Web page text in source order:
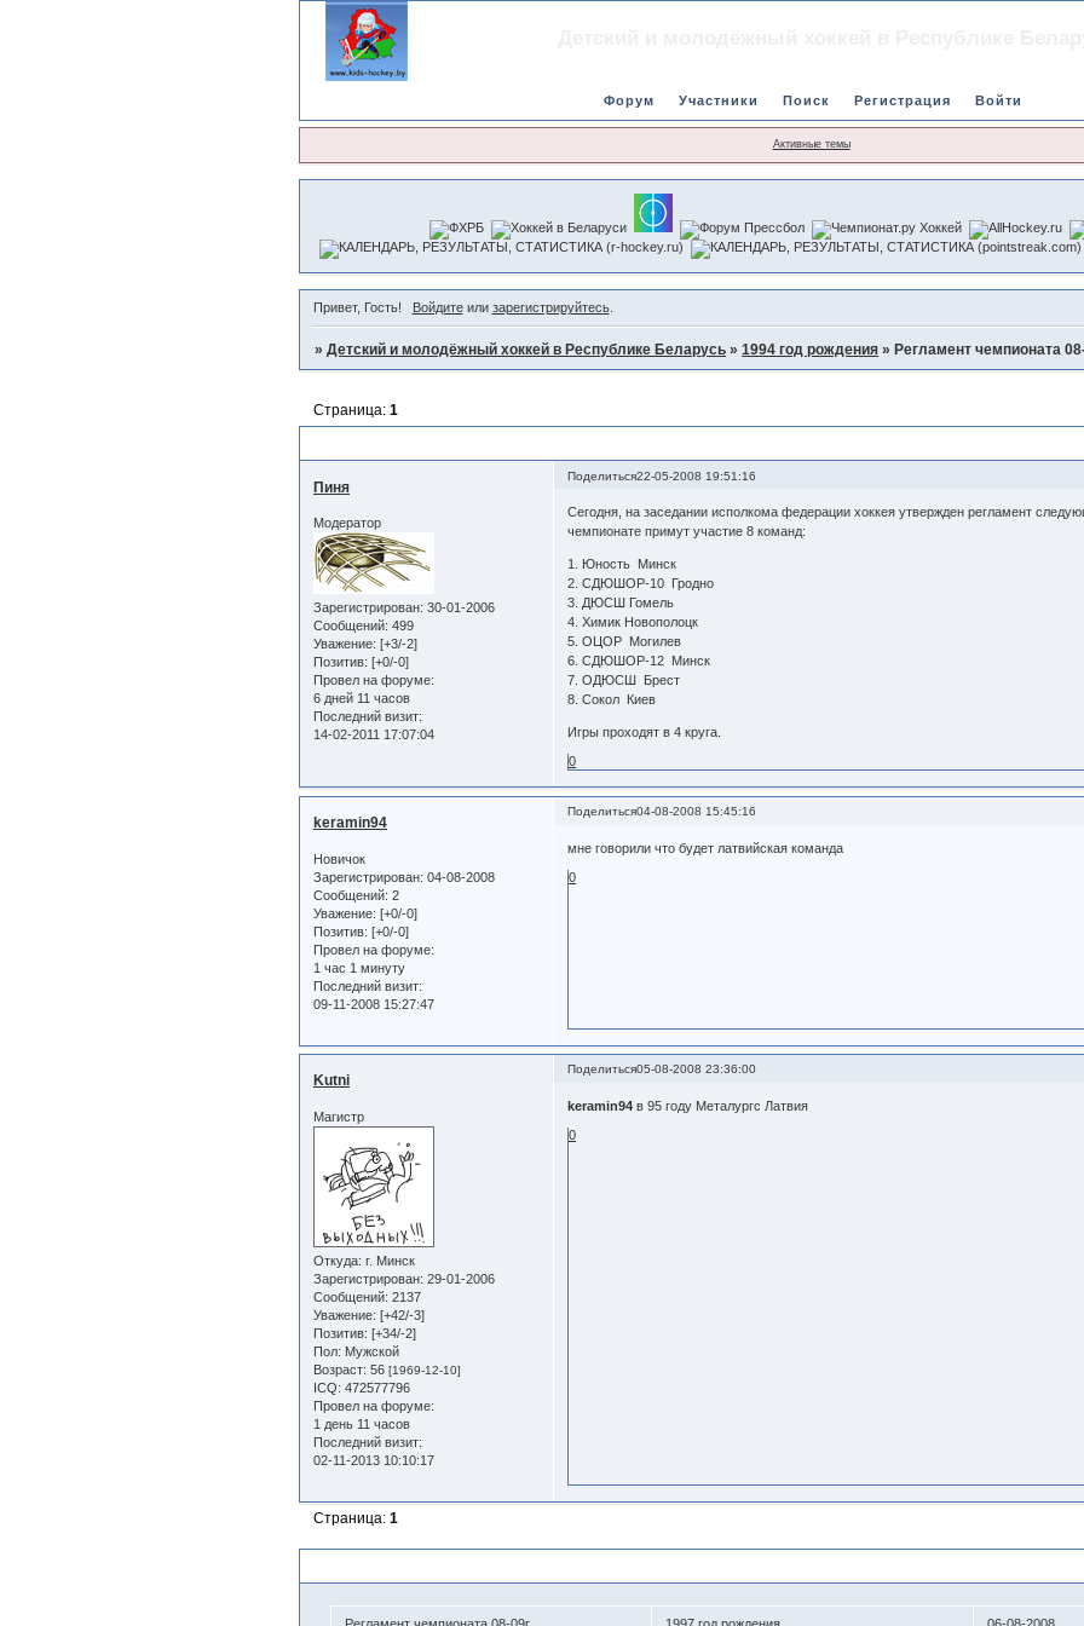
Форум Участники Поиск Регистрация Войти
Активные темы
Привет, Гость! Войдитеили зарегистрируйтесь.
»Детский и молодёжный хоккей в Республике Беларусь »1994 год рождения »Регламент чемпионата
Страница:1
Поделиться22-05-2008 19:51:16
Пиня
Модератор
Зарегистрирован: 30-01-2006
Сообщений: 499
Уважение: [+3/-2]
Позитив: [+0/-0]
Провел на форуме:
6 дней 11 часов
Последний визит:
14-02-2011 17:07:04
Сегодня, на заседании исполкома федерации хоккея утвержден регламент
чемпионате примут участие 8 команд:
1. Юность Минск
2. СДЮШОР-10 Гродно
3. ДЮСШ Гомель
4. Химик Новополоцк
5. ОЦОР Могилев
6. СДЮШОР-12 Минск
7. ОДЮСШ Брест
8. Сокол Киев
Игры проходят в 4 круга.
0
Поделиться04-08-2008 15:45:16
keramin94
Новичок
Зарегистрирован: 04-08-2008
Сообщений: 2
Уважение: [+0/-0]
Позитив: [+0/-0]
Провел на форуме:
1 час 1 минуту
Последний визит:
09-11-2008 15:27:47
мне говорили что будет латвийская команда
0
Поделиться05-08-2008 23:36:00
Kutni
Магистр
Откуда: г. Минск
Зарегистрирован: 29-01-2006
Сообщений: 2137
Уважение: [+42/-3]
Позитив: [+34/-2]
Пол: Мужской
Возраст: 56 [1969-12-10]
ICQ: 472577796
Провел на форуме:
1 день 11 часов
Последний визит:
02-11-2013 10:10:17
keramin94 в 95 году Металургс Латвия
0
Страница:1